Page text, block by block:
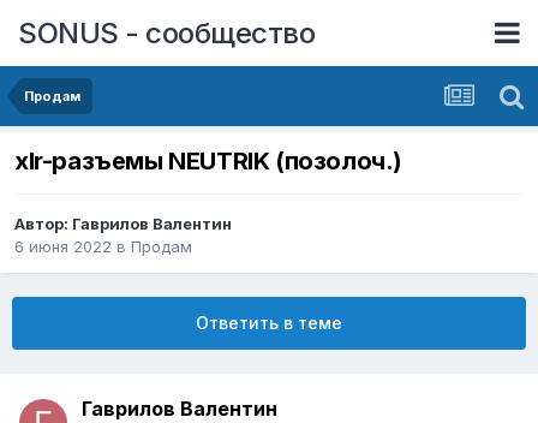
SONUS - сообщество
Продам
xlr-разъемы NEUTRIK (позолоч.)
Автор: Гаврилов Валентин
6 июня 2022 в Продам
Ответить в теме
Гаврилов Валентин